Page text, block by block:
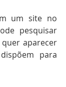
um site no
pesquisar
aparecer
para